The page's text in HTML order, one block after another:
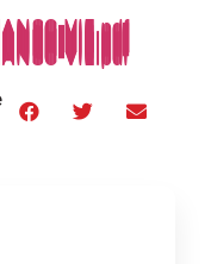
VIE.pdf
VIE.pdf
VIE.pdf
VIE.pdf
VIE.pdf
VIE.pdf
VIE.pdf
VIE.pdf
VIE.pdf
VIE.pdf
VIE.pdf
VIE.pdf
VIE.pdf
VIE.pdf
VIE.pdf
VIE.pdf
VIE.pdf
VIE.pdf
VIE.pdf
VIE.pdf
VIE.pdf
VIE.pdf
VIE.pdf
VIE.pdf